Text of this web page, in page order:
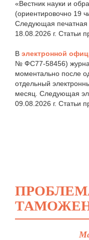
«Вестник науки и
(ориентировочно 19
Следующая печатная
18.08.2026 г. Статьи
В электронной
№ ФС77-58456)
моментально после
отдельный
месяц. Следующая
09.08.2026 г. Статьи